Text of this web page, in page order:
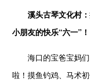
溪头古琴文化村
小朋友的快乐“六一”！
海口的宝爸宝妈
啦！摸鱼钓鸡、马术